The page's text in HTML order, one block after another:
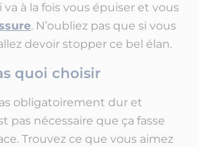
à la fois vous épuiser et vous
. N’oubliez pas que si vous
devoir stopper ce bel élan.
quoi choisir
obligatoirement dur et
pas nécessaire que ça fasse
Trouvez ce que vous aimez